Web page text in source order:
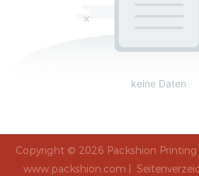
keine Daten
Copyright © 2026 Packshion Printing
www.packshion.com |